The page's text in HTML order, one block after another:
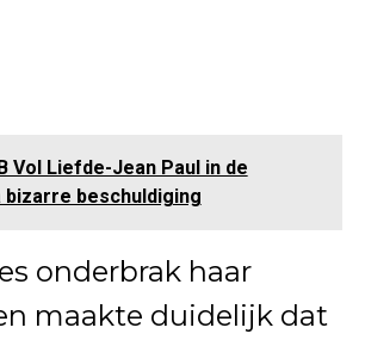
Vol Liefde-Jean Paul in de
bizarre beschuldiging
onderbrak haar
maakte duidelijk dat